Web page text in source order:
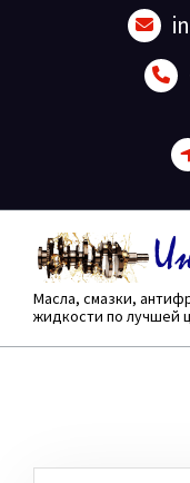
Масла, смазки,
жидкости по лучшей